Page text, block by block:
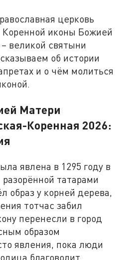
церковь
Коренной иконы Божией
великой святыни
об истории
и о чём молиться
Матери
Коренная 2026:
явлена в 1295 году в
татарами
образ у корней дерева,
тотчас забил
перенесли в город
образом
явления, пока люди
благоволит